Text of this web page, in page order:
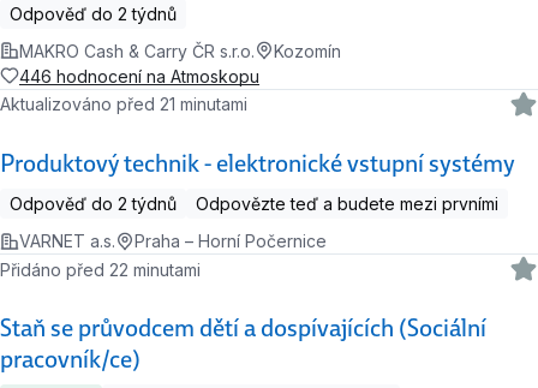
Odpověď do 2 týdnů
MAKRO Cash & Carry ČR s.r.o.
Kozomín
446 hodnocení na Atmoskopu
Produktový technik - elektronické vstupní systémy
Aktualizováno před 21 minutami
Odpověď do 2 týdnů
Odpovězte teď a budete mezi prvními
VARNET a.s.
Praha – Horní Počernice
Staň se průvodcem dětí a dospívajících (Sociální
pracovník/ce)
Přidáno před 22 minutami